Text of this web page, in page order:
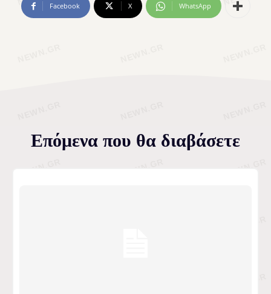
Facebook X WhatsApp
Επόμενα που θα διαβάσετε